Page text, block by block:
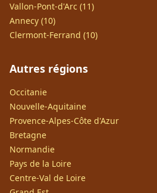
Vallon-Pont-d'Arc (11)
Annecy (10)
Clermont-Ferrand (10)
Autres régions
Occitanie
Nouvelle-Aquitaine
Provence-Alpes-Côte d'Azur
Bretagne
Normandie
Pays de la Loire
Centre-Val de Loire